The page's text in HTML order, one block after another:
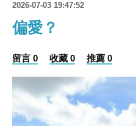
2026-07-03 19:47:52
偏愛？
留言 0 收藏 0 推薦 0